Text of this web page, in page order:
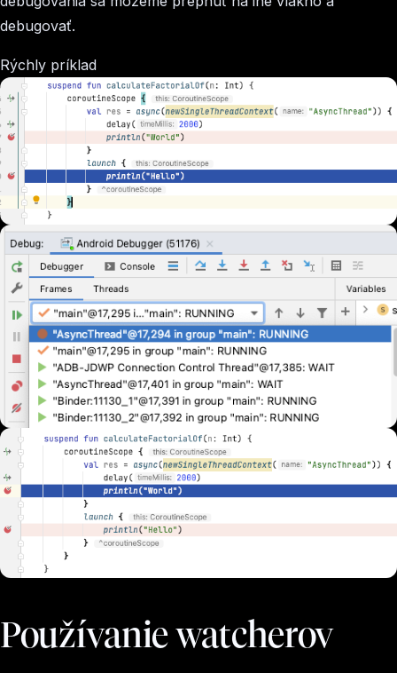
debugovať.
Rýchly príklad
Používanie watcherov